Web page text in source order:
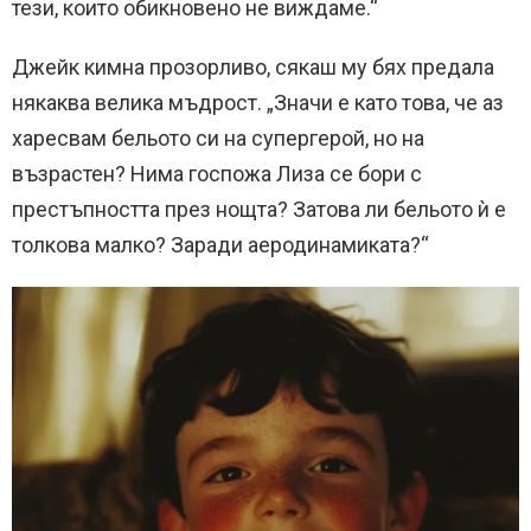
тези, които обикновено не виждаме.“
Джейк кимна прозорливо, сякаш му бях предала
някаква велика мъдрост. „Значи е като това, че аз
харесвам бельото си на супергерой, но на
възрастен? Нима госпожа Лиза се бори с
престъпността през нощта? Затова ли бельото ѝ е
толкова малко? Заради аеродинамиката?“